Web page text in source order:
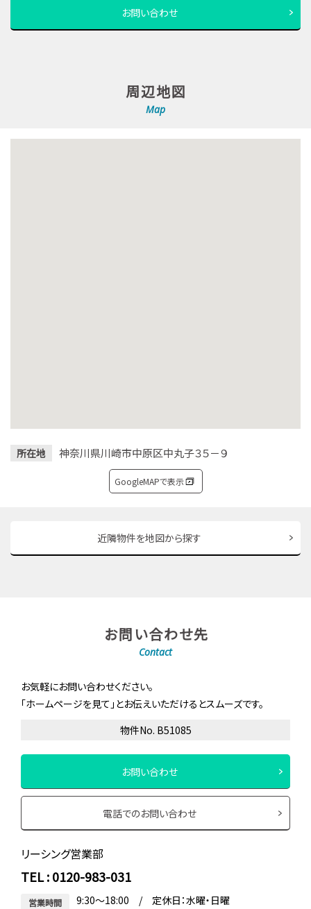
お問い合わせ
周辺地図
Map
所在地 神奈川県川崎市中原区中丸子３５－９
GoogleMAPで表示
近隣物件を地図から探す
お問い合わせ先
Contact
お気軽にお問い合わせください。
「ホームページを見て」とお伝えいただけるとスムーズです。
物件No. B51085
お問い合わせ
電話でのお問い合わせ
リーシング営業部
TEL : 0120-983-031
営業時間 9:30～18:00 / 定休日：水曜・日曜